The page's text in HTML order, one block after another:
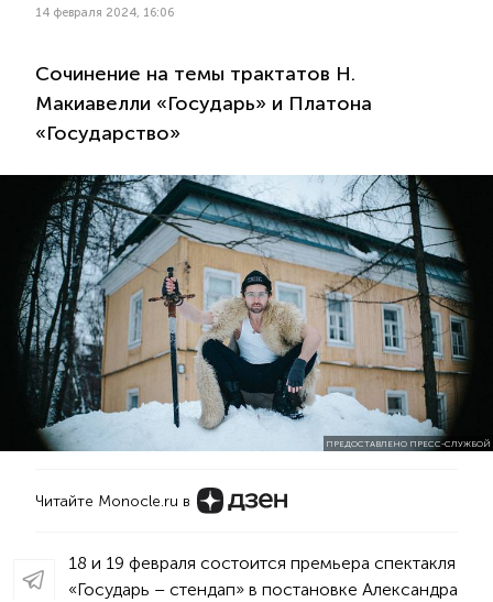
14 февраля 2024, 16:06
Сочинение на темы трактатов Н.
Макиавелли «Государь» и Платона
«Государство»
ПРЕДОСТАВЛЕНО ПРЕСС-СЛУЖБОЙ
Читайте Monocle.ru в
18 и 19 февраля состоится премьера спектакля
«Государь – стендап» в постановке Александра